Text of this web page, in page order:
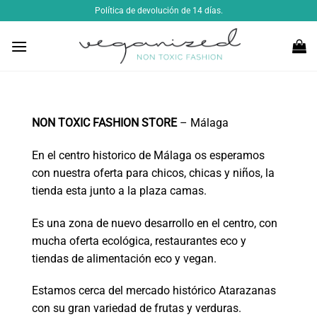
al
contenido
Política de devolución de 14 días.
NON TOXIC FASHION STORE– Málaga
En el centro historico de Málaga os esperamos
con nuestra oferta para chicos, chicas y niños, la
tienda esta junto a la plaza camas.
Es una zona de nuevo desarrollo en el centro, con
mucha oferta ecológica, restaurantes eco y
tiendas de alimentación eco y vegan.
Estamos cerca del mercado histórico Atarazanas
con su gran variedad de frutas y verduras.